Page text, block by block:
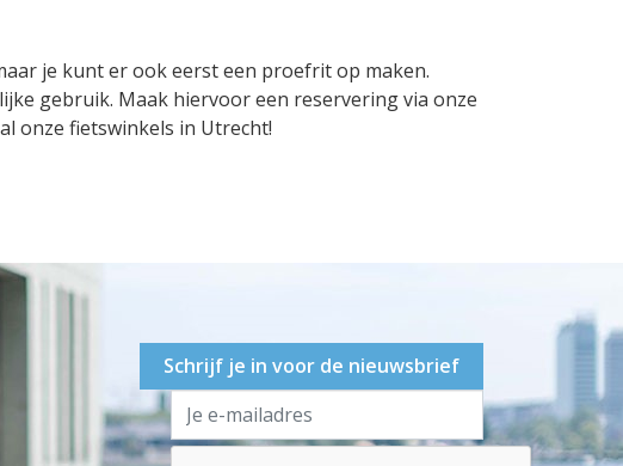
je kunt er ook eerst een proefrit op maken.
gebruik. Maak hiervoor een reservering via onze
onze fietswinkels in Utrecht!
Schrijf je in voor de nieuwsbrief